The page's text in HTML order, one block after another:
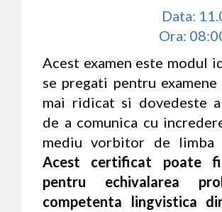
Data:
Ora:
Acest examen este modul
se pregati pentru
mai ridicat si dovedeste
de a comunica cu
mediu vorbitor de limba
Acest certificat poate
pentru echivalarea
competenta lingvistica